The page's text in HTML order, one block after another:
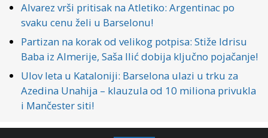
Alvarez vrši pritisak na Atletiko: Argentinac po
svaku cenu želi u Barselonu!
Partizan na korak od velikog potpisa: Stiže Idrisu
Baba iz Almerije, Saša Ilić dobija ključno pojačanje!
Ulov leta u Kataloniji: Barselona ulazi u trku za
Azedina Unahija – klauzula od 10 miliona privukla
i Mančester siti!